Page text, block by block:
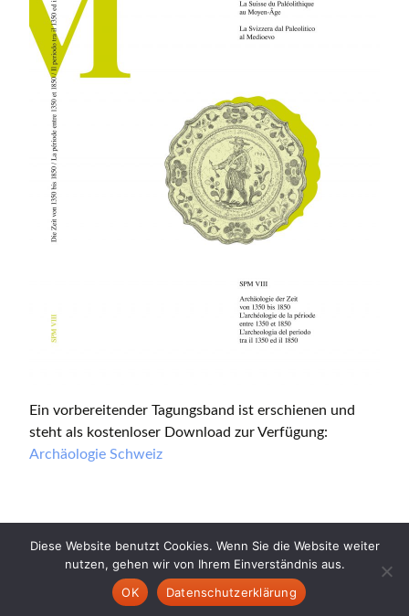
Ein vorbereitender Tagungsband ist erschienen und
steht als kostenloser Download zur Verfügung:
Archäologie Schweiz
Copyright © 2026 CERAMICA CH. All Rights Reserved.
Diese Website benutzt Cookies. Wenn Sie die Website weiter
nutzen, gehen wir von Ihrem Einverständnis aus.
OK
Datenschutzerklärung